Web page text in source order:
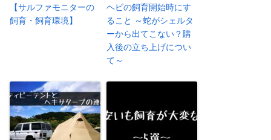
【サルファモニターの
飼育・飼育環境】
ヘビの飼育開始時にす
ること ～蛇がシェルタ
ーから出てこない？購
入後の立ち上げについ
て～